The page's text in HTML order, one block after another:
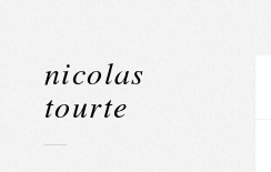
nicolas
tourte